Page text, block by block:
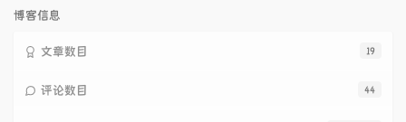
博客信息
19
文章数目
44
评论数目